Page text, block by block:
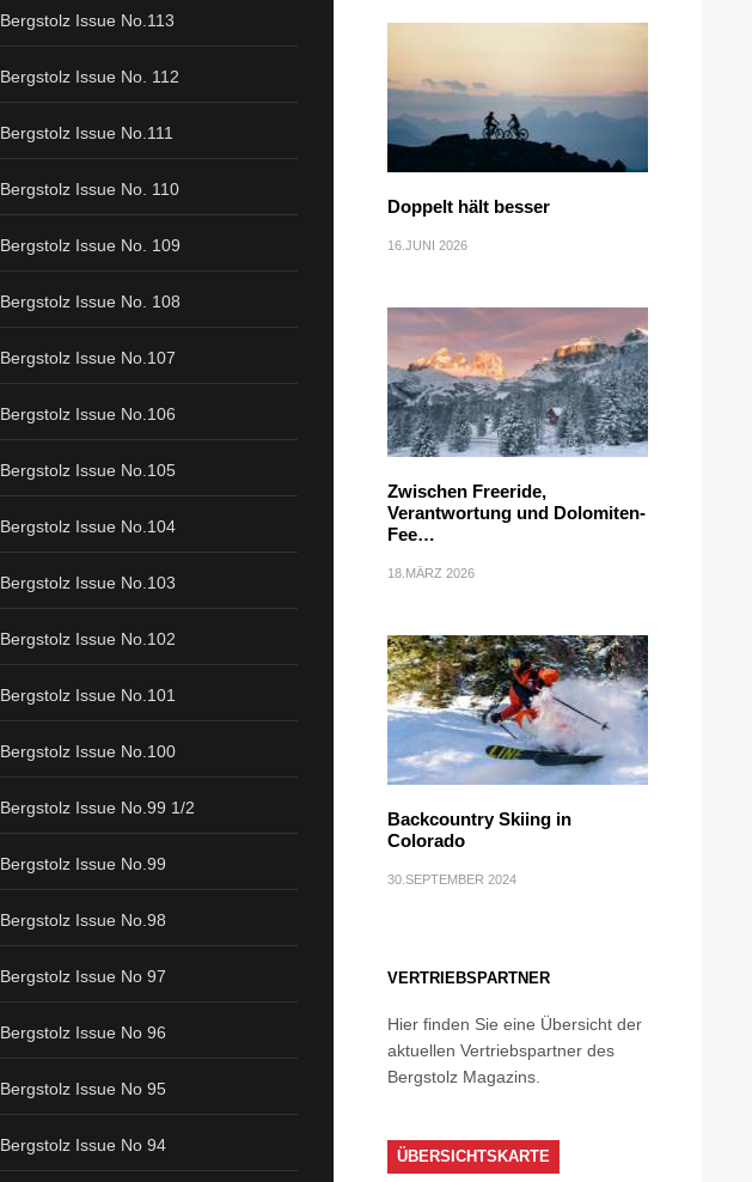
Bergstolz Issue No.113
Bergstolz Issue No. 112
Bergstolz Issue No.111
Bergstolz Issue No. 110
Bergstolz Issue No. 109
Bergstolz Issue No. 108
Bergstolz Issue No.107
Bergstolz Issue No.106
Bergstolz Issue No.105
Bergstolz Issue No.104
Bergstolz Issue No.103
Bergstolz Issue No.102
Bergstolz Issue No.101
Bergstolz Issue No.100
Bergstolz Issue No.99 1/2
Bergstolz Issue No.99
Bergstolz Issue No.98
Bergstolz Issue No 97
Bergstolz Issue No 96
Bergstolz Issue No 95
Bergstolz Issue No 94
Doppelt hält besser
16.JUNI 2026
Zwischen Freeride,
Verantwortung und Dolomiten-
Fee…
18.MÄRZ 2026
Backcountry Skiing in
Colorado
30.SEPTEMBER 2024
VERTRIEBSPARTNER
Hier finden Sie eine Übersicht der
aktuellen Vertriebspartner des
Bergstolz Magazins.
ÜBERSICHTSKARTE